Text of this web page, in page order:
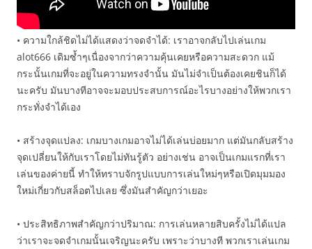
• ความใกล้ชิดไม่ได้แสดงว่าจดจำได้: เราอาจกลับไปเล่นเกม
alot666 เดิมซ้ำๆเนื่องจากว่าความคุ้นเคยหรือความสะดวก แม้
กระนั้นเกมที่จะอยู่ในความทรงจำนั้น มันไม่จำเป็นต้องเคยชินก็ได้
นะครับ มันบางทีอาจจะมอบประสบการณ์อะไรบางอย่างให้พวกเรา
กระทั่งจำได้เอง
• สร้างจุดแปลง: เกมบางเกมอาจไม่ได้เล่นบ่อยมาก แต่มันกลับสร้าง
จุดเปลี่ยนให้กับเราโดยไม่ทันรู้ตัว อย่างเช่น อาจเป็นเกมแรกที่เรา
เล่นของค่ายนี้ ทำให้ทราบจักรูปแบบการเล่นใหม่ๆหรือเปิดมุมมอง
ใหม่เกี่ยวกับสล็อตไปเลย ซึ่งมันสำคัญกว่าเยอะ
• ประสิทธิภาพสำคัญกว่าปริมาณ: การเล่นหลายสิบครั้งไม่ได้แปล
ว่าเราจะจดจำเกมนั้นเจริญนะครับ เพราะว่าบางที พวกเราเล่นเกม